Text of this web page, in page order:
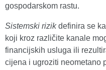
gospodarskom rastu.
Sistemski rizikdefinira se
koji kroz različite kanale
financijskih usluga ili
cijena i ugroziti neometano